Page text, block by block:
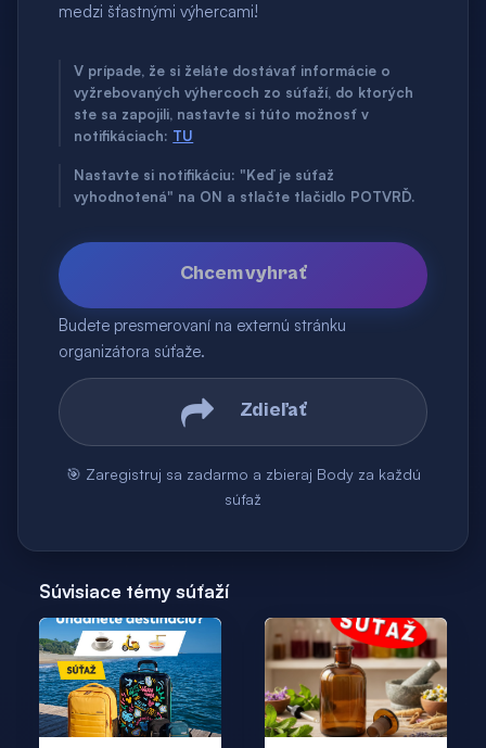
medzi šťastnými výhercami!
V prípade, že si želáte dostávať informácie o
vyžrebovaných výhercoch zo súťaží, do ktorých
ste sa zapojili, nastavte si túto možnosť v
notifikáciach: TU
Nastavte si notifikáciu: "Keď je súťaž
vyhodnotená" na ON a stlačte tlačidlo POTVRĎ.
Chcem vyhrať
Budete presmerovaní na externú stránku
organizátora súťaže.
Zdieľať
🎯 Zaregistruj sa zadarmo a zbieraj Body za každú
súťaž
Súvisiace témy súťaží